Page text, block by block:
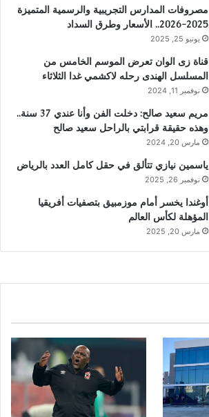
مصروفات المدارس التجريبية والرسمية المتميزة
2025-2026.. الأسعار وطرق السداد
يونيو 25, 2025
قناة زى الوان تعرض الموسم الخامس من
المسلسل الهندى رحله لاكشمي غدا الثلاثاء
نوفمبر 11, 2024
مريم سعيد صالح: دخلت الفن وأنا عندي 37 سنة..
وهذه حقيقة قرابتي بالراحل سعيد صالح
مارس 20, 2024
ياسمين نيازي تتألق في حقل كامل العدد بالرياض
نوفمبر 26, 2025
أوغندا يخسر أمام موزمبيق بتصفيات أفريقيا
المؤهلة لكأس العالم
مارس 20, 2025